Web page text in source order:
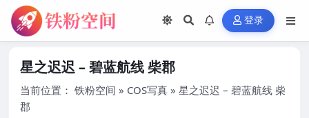
登录
星之迟迟 – 碧蓝航线 柴郡
当前位置： 铁粉空间 » COS写真 » 星之迟迟 – 碧蓝航线 柴
郡